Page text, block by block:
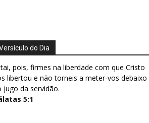
do Dia
pois, firmes na liberdade com que Cristo
libertou e não torneis a meter-vos debaixo
jugo da servidão.
5:1